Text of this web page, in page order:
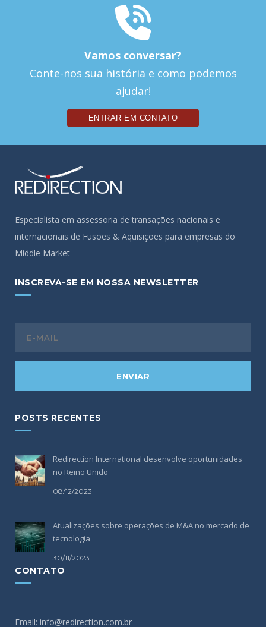
Vamos conversar?
Conte-nos sua história e como podemos
ajudar!
ENTRAR EM CONTATO
Especialista em assessoria de transações nacionais e
internacionais de Fusões & Aquisições para empresas do
Middle Market
INSCREVA-SE EM NOSSA NEWSLETTER
POSTS RECENTES
Redirection International desenvolve oportunidades
no Reino Unido
08/12/2023
Atualizações sobre operações de M&A no mercado de
tecnologia
30/11/2023
CONTATO
Email: info@redirection.com.br